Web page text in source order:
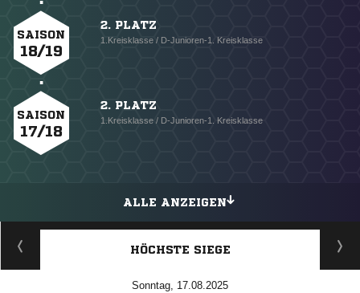
SAISON
18/19
2. PLATZ
1.Kreisklasse / D-Junioren-1. Kreisklasse
SAISON
17/18
2. PLATZ
1.Kreisklasse / D-Junioren-1. Kreisklasse
ALLE ANZEIGEN
HÖCHSTE SIEGE
Sonntag, 17.08.2025